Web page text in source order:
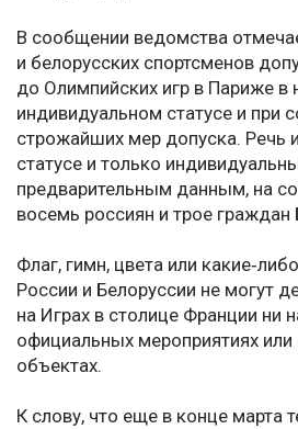
В сообщении ведомства
и белорусских спортсменов
до Олимпийских игр в Париже в
индивидуальном статусе и при
строжайших мер допуска. Речь
статусе и только
предварительным данным, на
восемь россиян и трое граждан
Флаг, гимн, цвета или
России и Белоруссии не могут
на Играх в столице Франции ни
официальных мероприятиях
объектах.
К слову, что еще в конце марта